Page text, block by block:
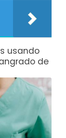
usando
de